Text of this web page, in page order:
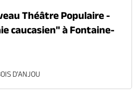
Théâtre Populaire -
caucasien" à Fontaine-
D'ANJOU